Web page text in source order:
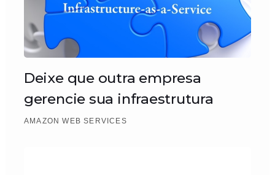
Deixe que outra empresa
gerencie sua infraestrutura
AMAZON WEB SERVICES